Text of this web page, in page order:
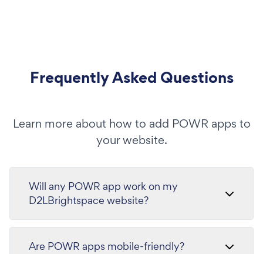
Frequently Asked Questions
Learn more about how to add POWR apps to
your website.
Will any POWR app work on my
D2LBrightspace website?
Are POWR apps mobile-friendly?